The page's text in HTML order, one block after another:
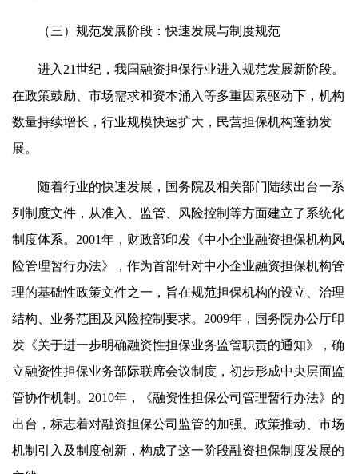
（三）规范发展阶段：快速发展与制度规范
进入21世纪，我国融资担保行业进入规范发展新阶段。
在政策鼓励、市场需求和资本涌入等多重因素驱动下，机构
数量持续增长，行业规模快速扩大，民营担保机构蓬勃发
展。
随着行业的快速发展，国务院及相关部门陆续出台一系
列制度文件，从准入、监管、风险控制等方面建立了系统化
制度体系。2001年，财政部印发《中小企业融资担保机构风
险管理暂行办法》，作为首部针对中小企业融资担保机构管
理的基础性政策文件之一，旨在规范担保机构的设立、治理
结构、业务范围及风险控制要求。2009年，国务院办公厅印
发《关于进一步明确融资性担保业务监管职责的通知》，确
立融资性担保业务部际联席会议制度，初步形成中央层面监
管协作机制。2010年，《融资性担保公司管理暂行办法》的
出台，标志着对融资担保公司监管的加强。政策推动、市场
机制引入及制度创新，构成了这一阶段融资担保制度发展的